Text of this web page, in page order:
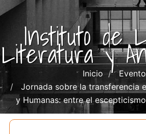
Instituto de
Literatura y
Inicio
Evento
Jornada sobre la transferencia
y Humanas: entre el